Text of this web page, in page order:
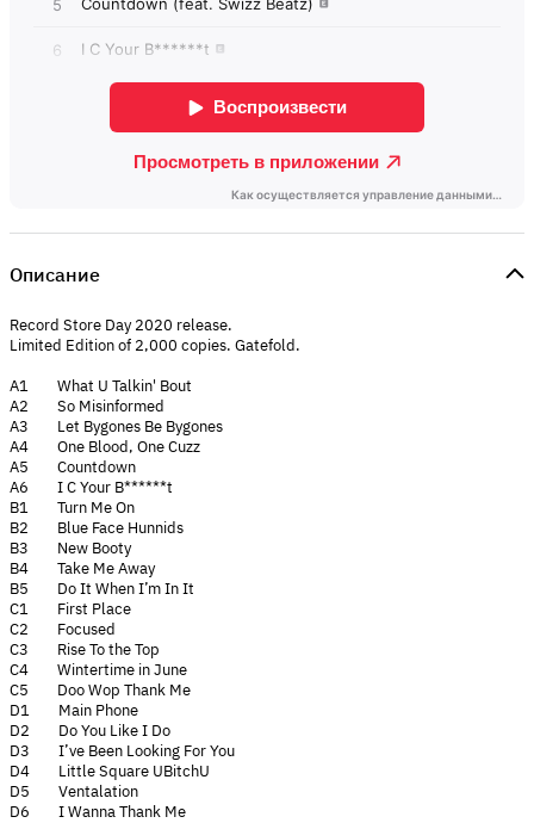
Описание
Record Store Day 2020 release.
Limited Edition of 2,000 copies. Gatefold.
A1 What U Talkin' Bout
A2 So Misinformed
A3 Let Bygones Be Bygones
A4 One Blood, One Cuzz
A5 Countdown
A6 I C Your B******t
B1 Turn Me On
B2 Blue Face Hunnids
B3 New Booty
B4 Take Me Away
B5 Do It When I’m In It
C1 First Place
C2 Focused
C3 Rise To the Top
C4 Wintertime in June
C5 Doo Wop Thank Me
D1 Main Phone
D2 Do You Like I Do
D3 I’ve Been Looking For You
D4 Little Square UBitchU
D5 Ventalation
D6 I Wanna Thank Me